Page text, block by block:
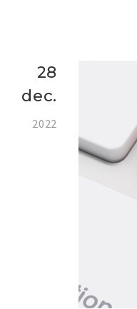
28
dec.
2022